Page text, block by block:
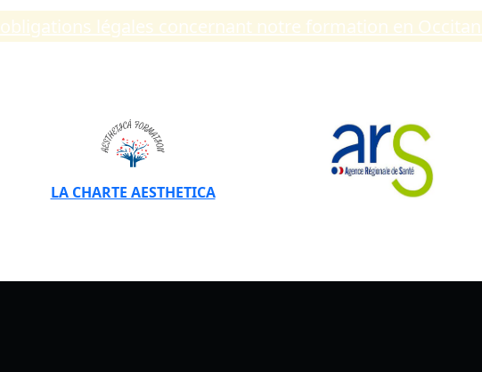
obligations légales concernant notre formation en
LA CHARTE AESTHETICA